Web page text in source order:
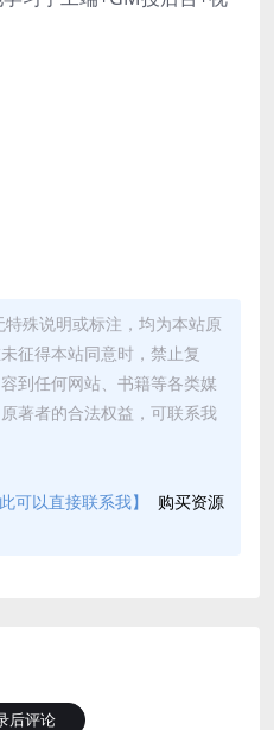
殊说明或标注，均为本站原
征得本站同意时，禁止复
到任何网站、书籍等各类媒
著者的合法权益，可联系我
此可以直接联系我】
购买资源
后评论